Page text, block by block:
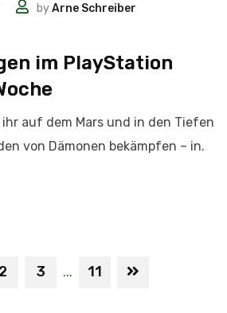
byArne Schreiber
im PlayStation
ihr auf dem Mars und in den Tiefen
von Dämonen bekämpfen – in.
2 3 ... 11